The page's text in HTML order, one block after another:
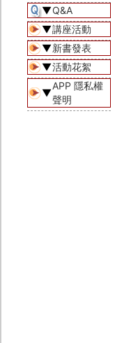
▼Q&A
▼講座活動
▼新書發表
▼活動花絮
▼
APP 隱私權
聲明